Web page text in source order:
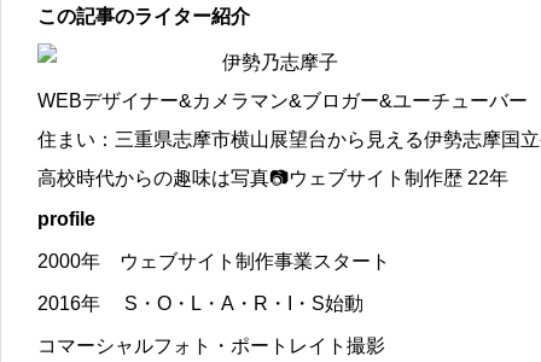
この記事のライター紹介
伊勢乃志摩子
WEBデザイナー&カメラマン&ブロガー&ユーチューバー
住まい：三重県志摩市横山展望台から見える伊勢志摩国
高校時代からの趣味は写真📷ウェブサイト制作歴 22年
profile
2000年 ウェブサイト制作事業スタート
2016年 S・O・L・A・R・I・S始動
コマーシャルフォト・ポートレイト撮影